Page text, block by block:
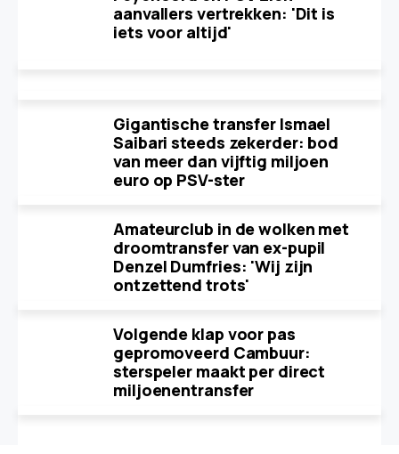
aanvallers vertrekken: 'Dit is
iets voor altijd'
Gigantische transfer Ismael
Saibari steeds zekerder: bod
van meer dan vijftig miljoen
euro op PSV-ster
Amateurclub in de wolken met
droomtransfer van ex-pupil
Denzel Dumfries: 'Wij zijn
ontzettend trots'
Volgende klap voor pas
gepromoveerd Cambuur:
sterspeler maakt per direct
miljoenentransfer